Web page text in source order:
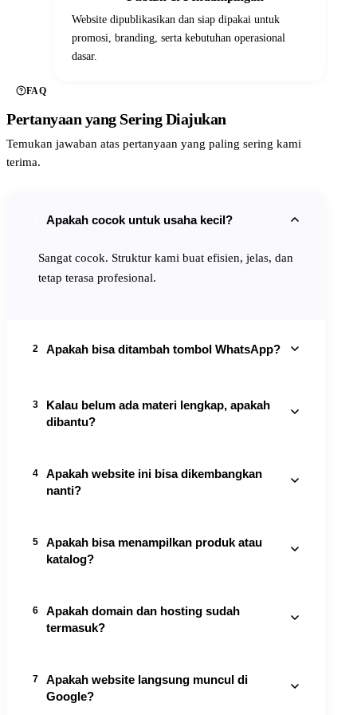
Website dipublikasikan dan siap dipakai untuk
promosi, branding, serta kebutuhan operasional
dasar.
FAQ
Pertanyaan yang Sering Diajukan
Temukan jawaban atas pertanyaan yang paling sering kami
terima.
Apakah cocok untuk usaha kecil?
Sangat cocok. Struktur kami buat efisien, jelas, dan
tetap terasa profesional.
2 Apakah bisa ditambah tombol WhatsApp?
bagian agar lebih mudah dihubungi.
3
Kalau belum ada materi lengkap, apakah
dibantu?
website tetap nyaman dipakai.
4
Apakah website ini bisa dikembangkan
nanti?
ketika bisnis Anda bertumbuh.
5
Apakah bisa menampilkan produk atau
katalog?
deskripsi dapat ditampilkan sesuai kebutuhan.
6
Apakah domain dan hosting sudah
termasuk?
paket yang dipilih dan akan dijelaskan sebelum
pengerjaan.
7
Apakah website langsung muncul di
Google?